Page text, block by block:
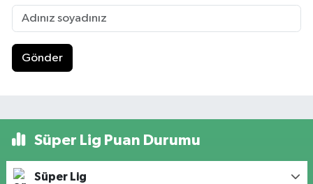
Gönder
Süper Lig Puan Durumu
Süper Lig